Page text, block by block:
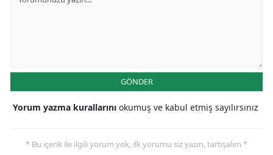
GÖNDER
Yorum yazma kurallarını okumuş ve kabul etmiş sayılırsınız
* Bu içerik ile ilgili yorum yok, ilk yorumu siz yazın, tartışalım *